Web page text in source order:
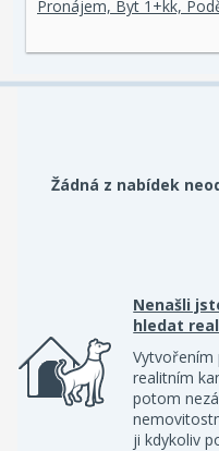
Pronájem, Byt 1+kk,
Žádná z nabídek
Nenašli
hledat
Vytvořením
realitním
potom
ji kdykoliv